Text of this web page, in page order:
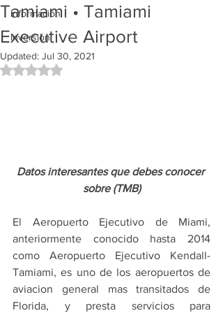
Información
Inversión
Tamiami • Tamiami
Executive Airport
Updated: Jul 30, 2021
Rated NaN out of 5 stars.
Datos interesantes que debes conocer
sobre (TMB)
El Aeropuerto Ejecutivo de Miami,
anteriormente conocido hasta 2014
como Aeropuerto Ejecutivo Kendall-
Tamiami, es uno de los aeropuertos de
aviacion general mas transitados de
Florida, y presta servicios para